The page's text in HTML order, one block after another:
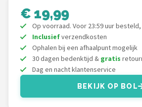
New Looxs
BBB Cycling
Schwalbe
€ 19,99
Op voorraad. Voor 23:59 uur
Inclusiefverzendkosten
Ophalen bij een afhaalpunt mogelijk
30 dagen bedenktijd & gratis
Dag en nacht klantenservice
BEKIJK OP BOL